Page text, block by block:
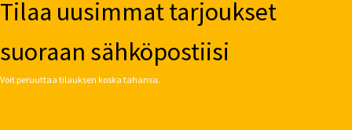
Tilaa uusimmat tarjoukset
suoraan sähköpostiisi
Voit peruuttaa tilauksen koska tahansa.